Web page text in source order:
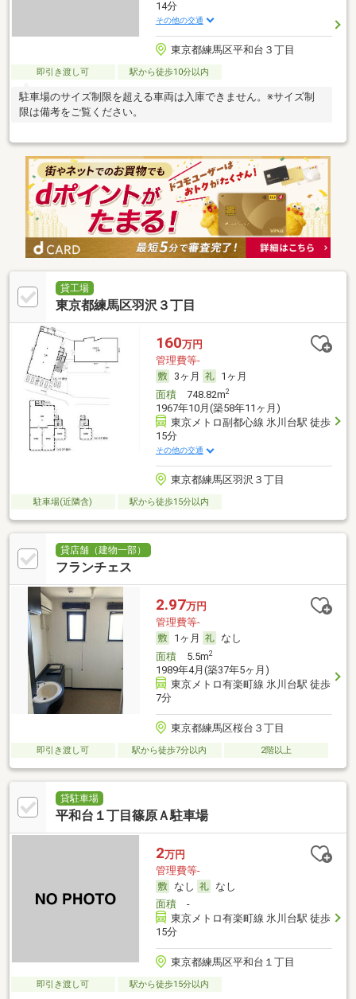
14分
その他の交通
東京都練馬区平和台３丁目
即引き渡し可 駅から徒歩10分以内
駐車場のサイズ制限を超える車両は入庫できません。※サイズ制
限は備考をご覧ください。
貸工場
東京都練馬区羽沢３丁目
160万円
管理費等-
3ヶ月
1ヶ月
面積748.82m2
1967年10月(築58年11ヶ月)
東京メトロ副都心線 氷川台駅 徒歩
15分
その他の交通
東京都練馬区羽沢３丁目
駐車場(近隣含) 駅から徒歩15分以内
貸店舗（建物一部）
フランチェス
2.97万円
管理費等-
1ヶ月
なし
面積5.5m2
1989年4月(築37年5ヶ月)
東京メトロ有楽町線 氷川台駅 徒歩
7分
東京都練馬区桜台３丁目
即引き渡し可 駅から徒歩7分以内 2階以上
貸駐車場
平和台１丁目篠原Ａ駐車場
2万円
管理費等-
なし
なし
面積-
東京メトロ有楽町線 氷川台駅 徒歩
15分
東京都練馬区平和台１丁目
即引き渡し可 駅から徒歩15分以内